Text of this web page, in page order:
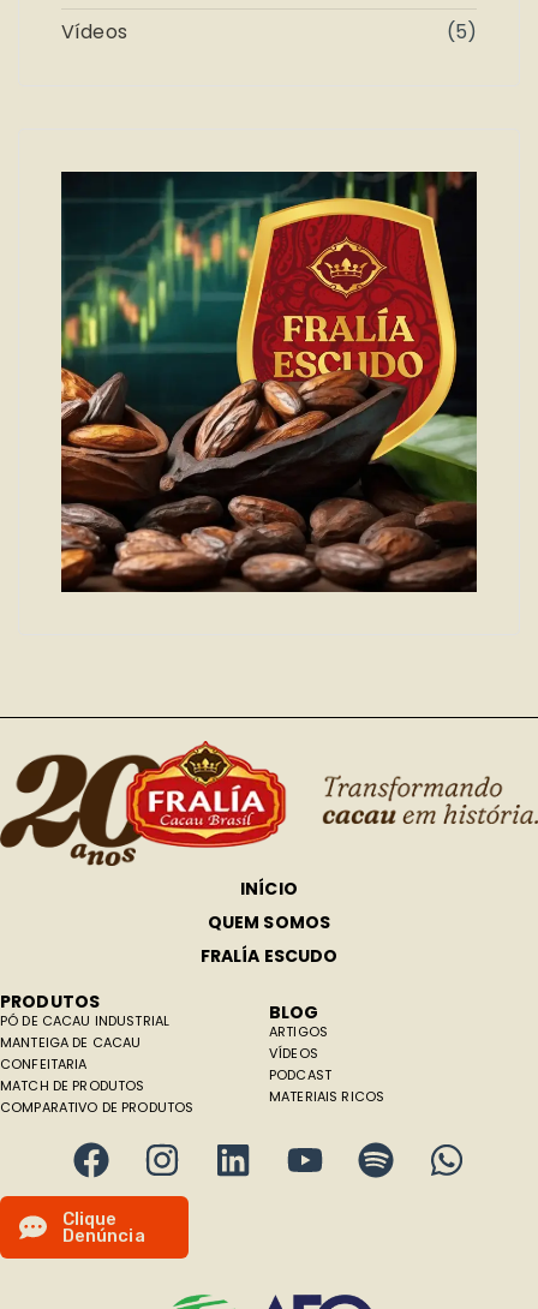
Vídeos
(5)
INÍCIO
QUEM SOMOS
FRALÍA ESCUDO
PRODUTOS
PÓ DE CACAU INDUSTRIAL
MANTEIGA DE CACAU
CONFEITARIA
MATCH DE PRODUTOS
COMPARATIVO DE PRODUTOS
BLOG
ARTIGOS
VÍDEOS
PODCAST
MATERIAIS RICOS
Clique
Denúncia